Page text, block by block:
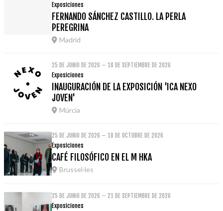
Exposiciones
FERNANDO SÁNCHEZ CASTILLO. LA PERLA
PEREGRINA
Madrid
25 DE JUNIO DE 2026 – 18 DE SEPTIEMBRE DE 2026
Exposiciones
INAUGURACIÓN DE LA EXPOSICIÓN 'ICA NEXO
JOVEN'
Múrcia
25 DE JUNIO DE 2026 – 18 DE OCTUBRE DE 2026
Exposiciones
CAFÉ FILOSÓFICO EN EL M HKA
Brussel·les
25 DE JUNIO DE 2026 – 21 DE SEPTIEMBRE DE 2026
Exposiciones